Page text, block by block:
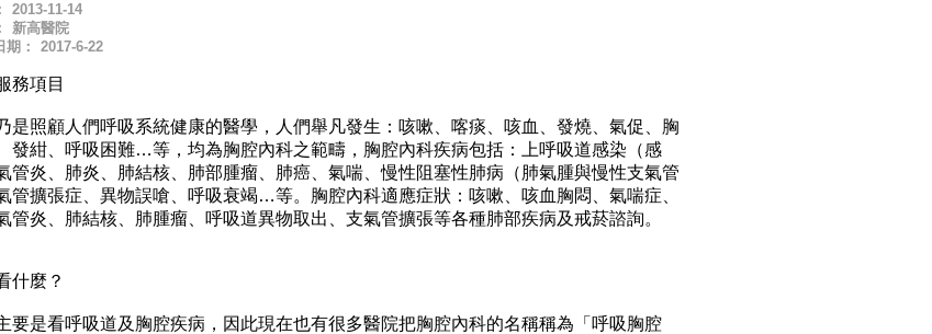
2013-11-14
新高醫院
：
2017-6-22
務項目
是照顧人們呼吸系統健康的醫學，人們舉凡發生：咳嗽、喀痰、咳血、發燒、氣促、胸
發紺、呼吸困難…等，均為胸腔內科之範疇，胸腔內科疾病包括：上呼吸道感染（感
管炎、肺炎、肺結核、肺部腫瘤、肺癌、氣喘、慢性阻塞性肺病（肺氣腫與慢性支氣管
管擴張症、異物誤嗆、呼吸衰竭…等。胸腔內科適應症狀：咳嗽、咳血胸悶、氣喘症、
管炎、肺結核、肺腫瘤、呼吸道異物取出、支氣管擴張等各種肺部疾病及戒菸諮詢。
什麼？
要是看呼吸道及胸腔疾病，因此現在也有很多醫院把胸腔內科的名稱稱為「呼吸胸腔